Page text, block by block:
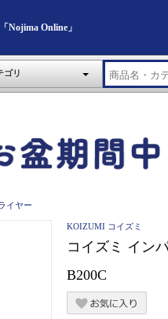
Nojima Online」
ゴリ
イヤー
KOIZUMI コイズミ
コイズミ イン
B200C